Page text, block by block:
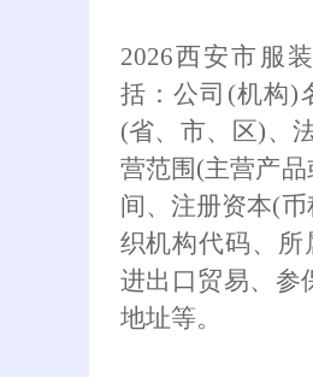
2026西安市服
括：公司(机构)
(省、市、区)、
营范围(主营产
间、注册资本(
织机构代码、
进出口贸易、参
地址等。